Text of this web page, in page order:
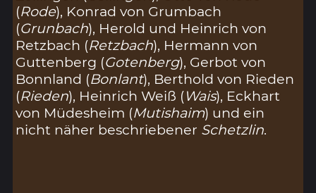
(Rode), Konrad von Grumbach
(Grunbach), Herold und Heinrich von
Retzbach (Retzbach), Hermann von
Guttenberg (Gotenberg), Gerbot von
Bonnland (Bonlant), Berthold von Rieden
(Rieden), Heinrich Weiß (Wais), Eckhart
von Müdesheim (Mutishaim) und ein
nicht näher beschriebener Schetzlin.